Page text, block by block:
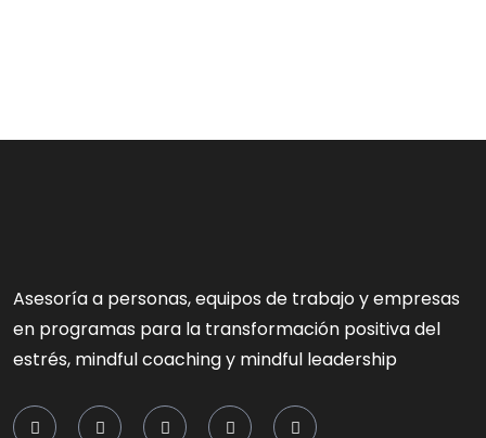
Asesoría a personas, equipos de trabajo y empresas
en programas para la transformación positiva del
estrés, mindful coaching y mindful leadership